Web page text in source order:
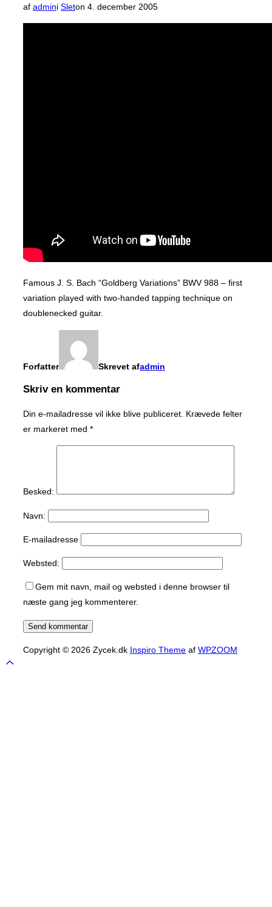
af admini Sleton Udgivet
d.
4. december 2005
Famous J. S. Bach “Goldberg Variations” BWV 988 – first
variation played with two-handed tapping technique on
doublenecked guitar.
Forfatter Skrevet afadmin
Skriv en kommentar
Din e-mailadresse vil ikke blive publiceret. Krævede felter
er markeret med *
Besked:
Navn:
E-mailadresse
Websted:
Gem mit navn, mail og websted i denne browser til
næste gang jeg kommenterer.
Copyright © 2026 Zycek.dk Inspiro Theme af WPZOOM